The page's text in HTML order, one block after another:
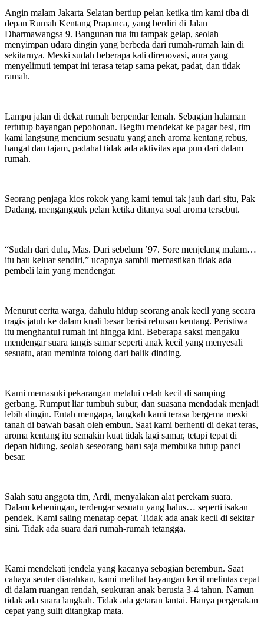
Angin malam Jakarta Selatan bertiup pelan ketika tim kami tiba di
depan Rumah Kentang Prapanca, yang berdiri di Jalan
Dharmawangsa 9. Bangunan tua itu tampak gelap, seolah
menyimpan udara dingin yang berbeda dari rumah-rumah lain di
sekitarnya. Meski sudah beberapa kali direnovasi, aura yang
menyelimuti tempat ini terasa tetap sama pekat, padat, dan tidak
ramah.
Lampu jalan di dekat rumah berpendar lemah. Sebagian halaman
tertutup bayangan pepohonan. Begitu mendekat ke pagar besi, tim
kami langsung mencium sesuatu yang aneh aroma kentang rebus,
hangat dan tajam, padahal tidak ada aktivitas apa pun dari dalam
rumah.
Seorang penjaga kios rokok yang kami temui tak jauh dari situ, Pak
Dadang, mengangguk pelan ketika ditanya soal aroma tersebut.
“Sudah dari dulu, Mas. Dari sebelum ’97. Sore menjelang malam…
itu bau keluar sendiri,” ucapnya sambil memastikan tidak ada
pembeli lain yang mendengar.
Menurut cerita warga, dahulu hidup seorang anak kecil yang secara
tragis jatuh ke dalam kuali besar berisi rebusan kentang. Peristiwa
itu menghantui rumah ini hingga kini. Beberapa saksi mengaku
mendengar suara tangis samar seperti anak kecil yang menyesali
sesuatu, atau meminta tolong dari balik dinding.
Kami memasuki pekarangan melalui celah kecil di samping
gerbang. Rumput liar tumbuh subur, dan suasana mendadak menjadi
lebih dingin. Entah mengapa, langkah kami terasa bergema meski
tanah di bawah basah oleh embun. Saat kami berhenti di dekat teras,
aroma kentang itu semakin kuat tidak lagi samar, tetapi tepat di
depan hidung, seolah seseorang baru saja membuka tutup panci
besar.
Salah satu anggota tim, Ardi, menyalakan alat perekam suara.
Dalam keheningan, terdengar sesuatu yang halus… seperti isakan
pendek. Kami saling menatap cepat. Tidak ada anak kecil di sekitar
sini. Tidak ada suara dari rumah-rumah tetangga.
Kami mendekati jendela yang kacanya sebagian berembun. Saat
cahaya senter diarahkan, kami melihat bayangan kecil melintas cepat
di dalam ruangan rendah, seukuran anak berusia 3-4 tahun. Namun
tidak ada suara langkah. Tidak ada getaran lantai. Hanya pergerakan
cepat yang sulit ditangkap mata.